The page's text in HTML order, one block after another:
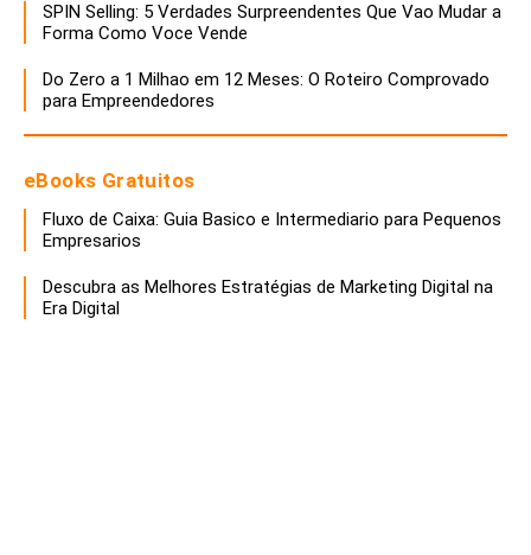
SPIN Selling: 5 Verdades Surpreendentes Que Vao Mudar a
Forma Como Voce Vende
Do Zero a 1 Milhao em 12 Meses: O Roteiro Comprovado
para Empreendedores
eBooks Gratuitos
Fluxo de Caixa: Guia Basico e Intermediario para Pequenos
Empresarios
Descubra as Melhores Estratégias de Marketing Digital na
Era Digital